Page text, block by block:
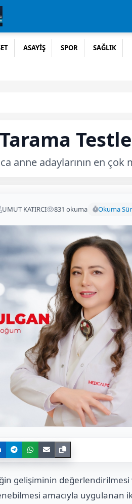
ASAYİŞ SPOR SAĞLIK
anne adaylarının en
UMUT KATIRCI 831 okuma Okuma
gelişiminin değerlendirilmesi
amacıyla uygulanan